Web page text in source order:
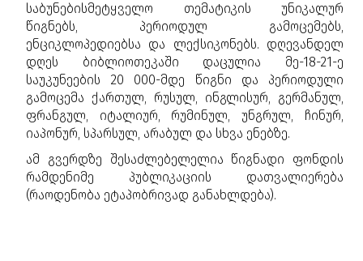
საბუნებისმეტყველო თემატიკის უნიკალურ
წიგნებს, პერიოდულ გამოცემებს,
ენციკლოპედიებსა და ლექსიკონებს. დღევანდელ
დღეს ბიბლიოთეკაში დაცულია მე-18-21-ე
საუკუნეების 20 000-მდე წიგნი და პერიოდული
გამოცემა ქართულ, რუსულ, ინგლისურ, გერმანულ,
ფრანგულ, იტალიურ, რუმინულ, უნგრულ, ჩინურ,
იაპონურ, სპარსულ, არაბულ და სხვა ენებზე.
ამ გვერდზე შესაძლებელელია წიგნადი ფონდის
რამდენიმე პუბლიკაციის დათვალიერება
(რაოდენობა ეტაპობრივად განახლდება).